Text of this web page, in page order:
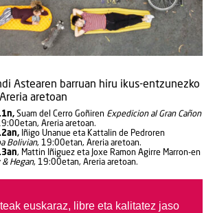
Astearen barruan hiru ikus-entzunezko
aretoan
Suam del Cerro Goñiren Expedicion al Gran Cañon
Areria aretoan.
Iñigo Unanue eta Kattalin de Pedroren
Bolivian, 19:00etan, Areria aretoan.
, Mattin Iñiguez eta Joxe Ramon Agirre Marron-en
& Hegan, 19:00etan, Areria aretoan.
euskaraz, libre eta kalitatez jaso